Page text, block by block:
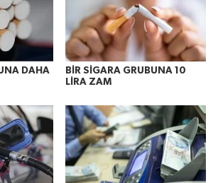
DAHA
BİR SİGARA GRUBUNA 10
LİRA ZAM